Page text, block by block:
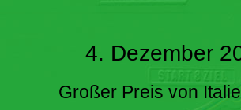
4. Dezember
Großer Preis von